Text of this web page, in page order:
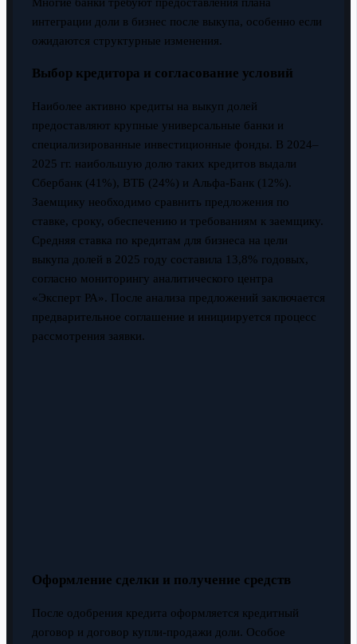
Многие банки требуют предоставления плана
интеграции доли в бизнес после выкупа, особенно если
ожидаются структурные изменения.
Выбор кредитора и согласование условий
Наиболее активно кредиты на выкуп долей
предоставляют крупные универсальные банки и
специализированные инвестиционные фонды. В 2024–
2025 гг. наибольшую долю таких кредитов выдали
Сбербанк (41%), ВТБ (24%) и Альфа-Банк (12%).
Заемщику необходимо сравнить предложения по
ставке, сроку, обеспечению и требованиям к заемщику.
Средняя ставка по кредитам для бизнеса на цели
выкупа долей в 2025 году составила 13,8% годовых,
согласно мониторингу аналитического центра
«Эксперт РА». После анализа предложений заключается
предварительное соглашение и инициируется процесс
рассмотрения заявки.
Оформление сделки и получение средств
После одобрения кредита оформляется кредитный
договор и договор купли-продажи доли. Особое